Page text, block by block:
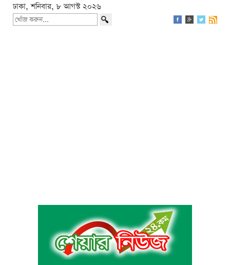
ঢাকা, শনিবার, ৮ আগস্ট ২০২৬